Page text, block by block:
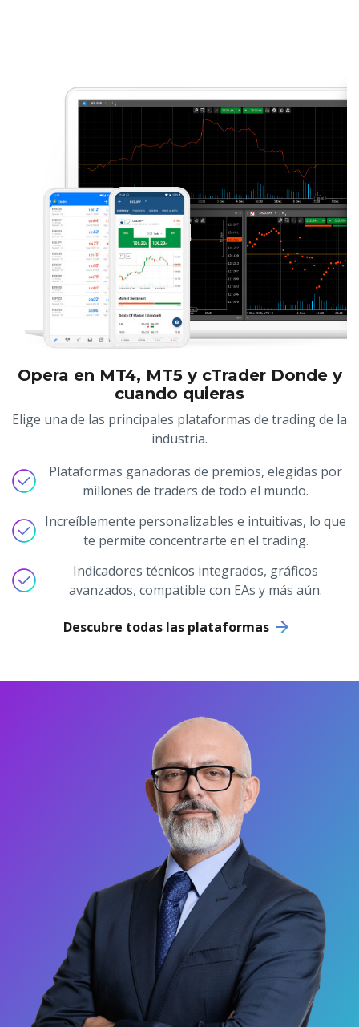
Opera en MT4, MT5 y cTrader Donde y
cuando quieras
Elige una de las principales plataformas de trading de la
industria.
Plataformas ganadoras de premios, elegidas por
millones de traders de todo el mundo.
Increíblemente personalizables e intuitivas, lo que
te permite concentrarte en el trading.
Indicadores técnicos integrados, gráficos
avanzados, compatible con EAs y más aún.
Descubre todas las plataformas